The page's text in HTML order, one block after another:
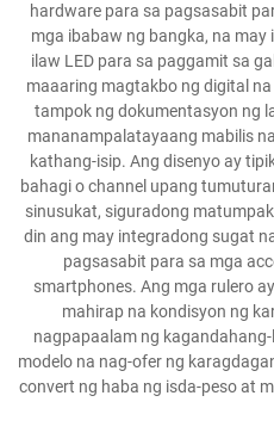
hardware para sa pagsasabit
mga ibabaw ng bangka, na
ilaw LED para sa paggamit sa
maaaring magtakbo ng digital
tampok ng dokumentasyon ng
mananampalatayaang mabilis
kathang-isip. Ang disenyo ay
bahagi o channel upang
sinusukat, siguradong
din ang may integradong sugat
pagsasabit para sa mga
smartphones. Ang mga rulero
mahirap na kondisyon ng
nagpapaalam ng
modelo na nag-ofer ng
convert ng haba ng isda-peso at